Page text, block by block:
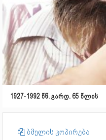
1927-1992 წწ. გარდ. 65 წლის
ბმულის კოპირება